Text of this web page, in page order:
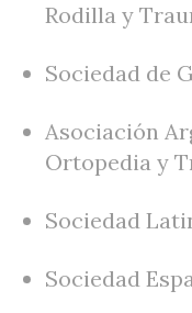
Rodilla y
Sociedad de
Asociación
Ortopedia y
Sociedad
Sociedad